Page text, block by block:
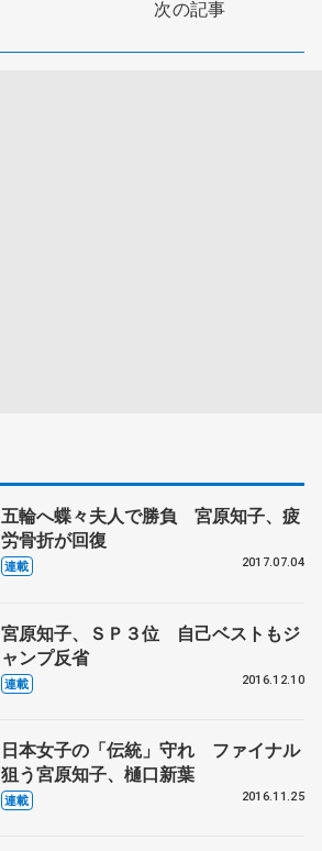
次の記事
五輪へ蝶々夫人で勝負 宮原知子、疲
労骨折が回復
連載 2017.07.04
宮原知子、ＳＰ３位 自己ベストもジ
ャンプ反省
連載 2016.12.10
日本女子の「伝統」守れ ファイナル
狙う宮原知子、樋口新葉
連載 2016.11.25